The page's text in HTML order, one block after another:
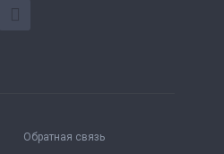
Обратная связь